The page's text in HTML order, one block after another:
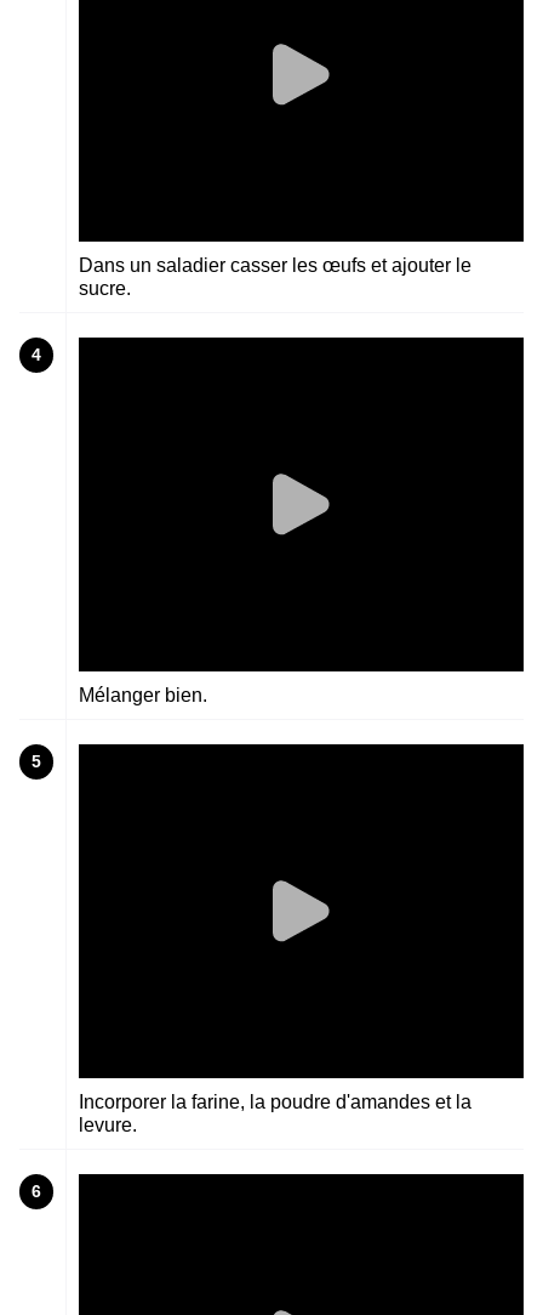
Dans un saladier casser les œufs et ajouter le
sucre.
4
Mélanger bien.
5
Incorporer la farine, la poudre d'amandes et la
levure.
6